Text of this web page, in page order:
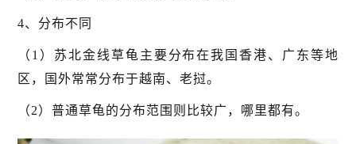
4、分布不同
（1）苏北金线草龟主要分布在我国香港、广东等地
区，国外常常分布于越南、老挝。
（2）普通草龟的分布范围则比较广，哪里都有。